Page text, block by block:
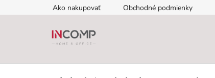
na
Ako nakupovať Obchodné podmienky